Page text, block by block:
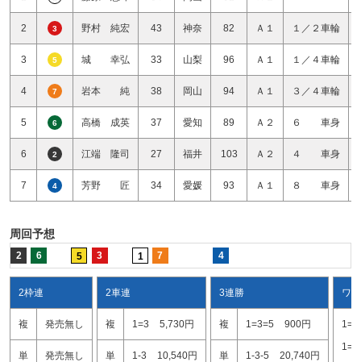
2 3 野村 純宏 43 神奈 82 Ａ１ １／２車輪
3 5 城 幸弘 33 山梨 96 Ａ１ １／４車輪
4 7 岩本 純 38 岡山 94 Ａ１ ３／４車輪
5 6 高橋 成英 37 愛知 89 Ａ２ ６ 車身
6 2 江端 隆司 27 福井 103 Ａ２ ４ 車身
7 4 芳野 匠 34 愛媛 93 Ａ１ ８ 車身
周回予想
2 6 5 3 1 7 4
2枠連
複 発売無し
単 発売無し
2車連
複 1=3 5,730円
単 1-3 10,540円
3連勝
複 1=3=5 900円
単 1-3-5 20,740円
ワ
1=3
1=5